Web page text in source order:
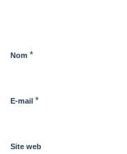
Nom *
E-mail *
Site web